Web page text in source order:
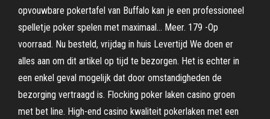
opvouwbare pokertafel van Buffalo kan je een professioneel
spelletje poker spelen met maximaal… Meer. 179 -Op
voorraad. Nu besteld, vrijdag in huis Levertijd We doen er
alles aan om dit artikel op tijd te bezorgen. Het is echter in
een enkel geval mogelijk dat door omstandigheden de
bezorging vertraagd is. Flocking poker laken casino groen
met bet line. High-end casino kwaliteit pokerlaken met een